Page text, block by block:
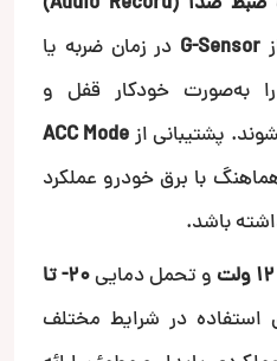
G-Sensor در زمان ضربه یا
به‌صورت خودکار قفل و
پشتیبانی ازACC Mode
با برق خودرو عملکرد
باشد.
و تحمل دمایی
20- تا
استفاده در شرایط مختلف